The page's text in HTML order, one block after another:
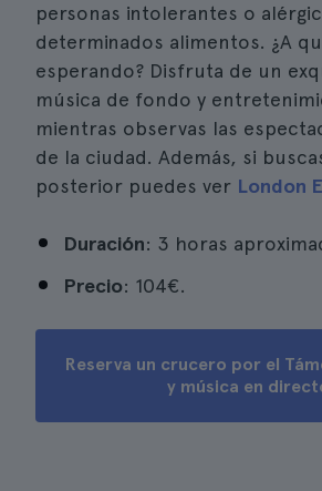
personas intolerantes o
determinados alimentos. ¿A
esperando? Disfruta de un
música de fondo y
mientras observas las
de la ciudad. Además, si
posterior puedes ver London
Duración: 3 horas
Precio: 104€.
Reserva un crucero por el
y música en